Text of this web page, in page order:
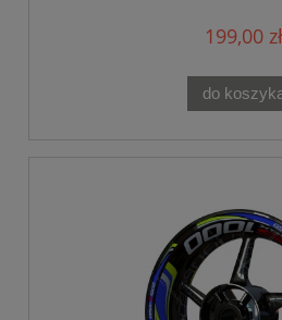
199,00 zł
do